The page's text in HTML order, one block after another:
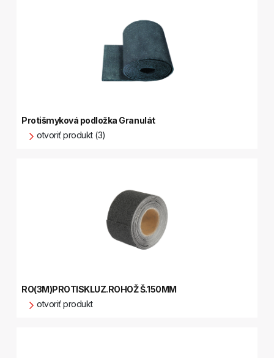
Protišmyková podložka Granulát
otvoriť produkt (3)
RO(3M)PROTISKLUZ.ROHOŽ Š.150MM
otvoriť produkt